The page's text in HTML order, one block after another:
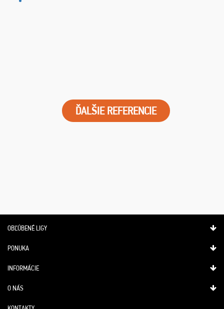
ĎALŠIE REFERENCIE
OBĽÚBENÉ LIGY
PONUKA
INFORMÁCIE
O NÁS